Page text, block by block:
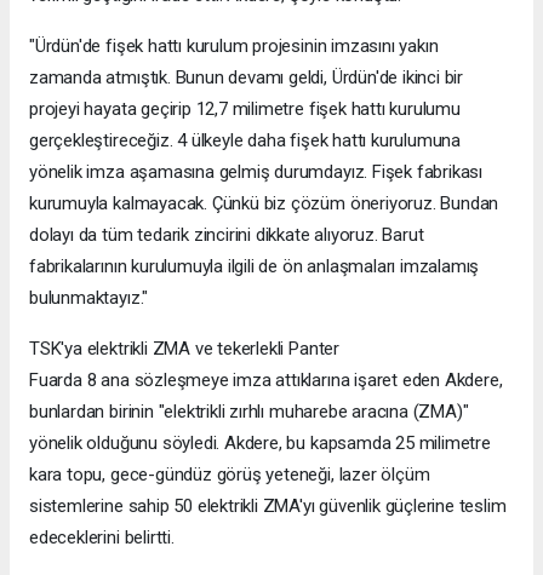
"Ürdün'de fişek hattı kurulum projesinin imzasını yakın
zamanda atmıştık. Bunun devamı geldi, Ürdün'de ikinci bir
projeyi hayata geçirip 12,7 milimetre fişek hattı kurulumu
gerçekleştireceğiz. 4 ülkeyle daha fişek hattı kurulumuna
yönelik imza aşamasına gelmiş durumdayız. Fişek fabrikası
kurumuyla kalmayacak. Çünkü biz çözüm öneriyoruz. Bundan
dolayı da tüm tedarik zincirini dikkate alıyoruz. Barut
fabrikalarının kurulumuyla ilgili de ön anlaşmaları imzalamış
bulunmaktayız."
TSK'ya elektrikli ZMA ve tekerlekli Panter
Fuarda 8 ana sözleşmeye imza attıklarına işaret eden Akdere,
bunlardan birinin "elektrikli zırhlı muharebe aracına (ZMA)"
yönelik olduğunu söyledi. Akdere, bu kapsamda 25 milimetre
kara topu, gece-gündüz görüş yeteneği, lazer ölçüm
sistemlerine sahip 50 elektrikli ZMA'yı güvenlik güçlerine teslim
edeceklerini belirtti.